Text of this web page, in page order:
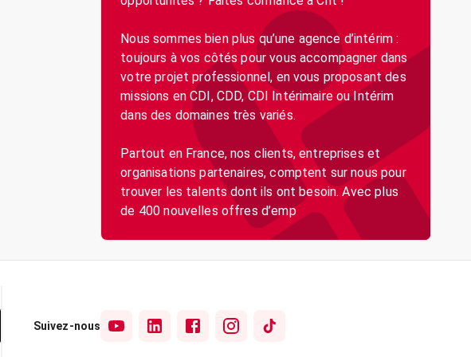
Nous sommes bien plus qu’une agence d’intérim :
toujours à vos côtés pour vous accompagner dans
votre projet professionnel, en vous proposant des
missions en CDI, CDD, CDI Intérimaire ou Intérim
dans des domaines très variés.
Partout en France, nos clients, entreprises et
organisations partenaires, comptent sur nous pour
trouver les talents dont ils ont besoin. Avec plus
de 400 nouvelles offres d’emp
Suivez-nous